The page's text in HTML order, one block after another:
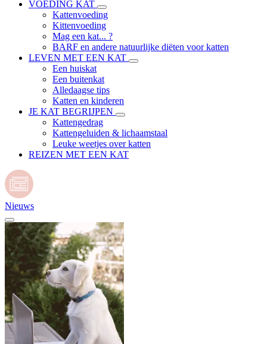
VOEDING KAT
Kattenvoeding
Kittenvoeding
Mag een kat... ?
BARF en andere natuurlijke diëten voor katten
LEVEN MET EEN KAT
Een huiskat
Een buitenkat
Alledaagse tips
Katten en kinderen
JE KAT BEGRIJPEN
Kattengedrag
Kattengeluiden & lichaamstaal
Leuke weetjes over katten
REIZEN MET EEN KAT
Nieuws